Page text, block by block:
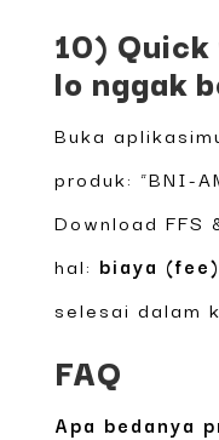
10)
lo nggak
Buka
produk: “BNI-
Download FFS
hal: biaya (fee)
selesai dalam
FAQ
Apa bedanya